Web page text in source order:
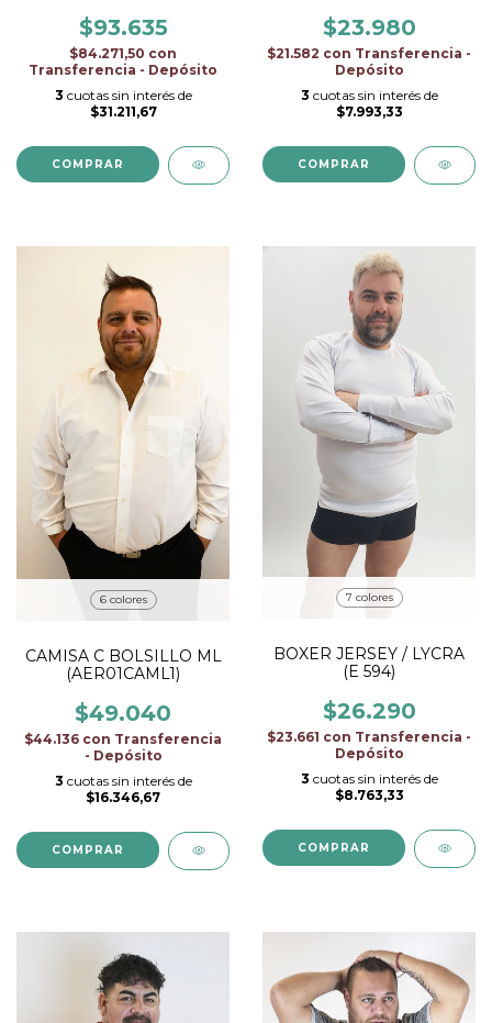
$93.635
$84.271,50 con
Transferencia - Depósito
3 cuotas sin interés de
$31.211,67
COMPRAR
$23.980
$21.582 con Transferencia -
Depósito
3 cuotas sin interés de
$7.993,33
COMPRAR
6 colores
CAMISA C BOLSILLO ML
(AER01CAML1)
$49.040
$44.136 con Transferencia
- Depósito
3 cuotas sin interés de
$16.346,67
COMPRAR
7 colores
BOXER JERSEY / LYCRA
(E 594)
$26.290
$23.661 con Transferencia -
Depósito
3 cuotas sin interés de
$8.763,33
COMPRAR